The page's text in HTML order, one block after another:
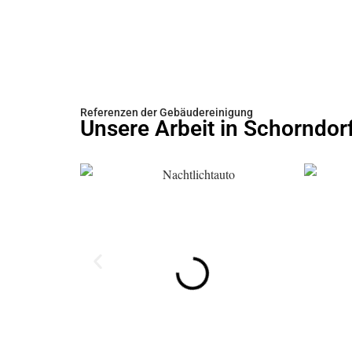
Referenzen der Gebäudereinigung
Unsere Arbeit in